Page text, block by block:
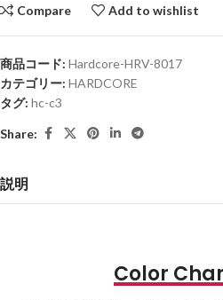
Compare Add to wishlist
商品コード: Hardcore-HRV-8017
カテゴリー: HARDCORE
タグ: hc-c3
Share:
説明
Color